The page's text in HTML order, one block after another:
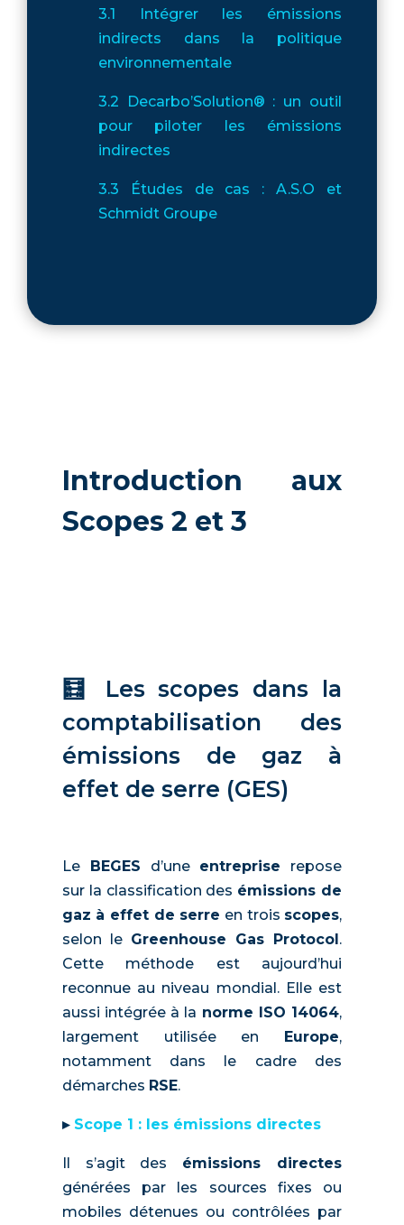
3.1 Intégrer les émissions
indirects dans la politique
environnementale
3.2 Decarbo’Solution® : un outil
pour piloter les émissions
indirectes
3.3 Études de cas : A.S.O et
Schmidt Groupe
Introduction aux
Scopes 2 et 3
🧮 Les scopes dans la
comptabilisation des
émissions de gaz à
effet de serre (GES)
Le BEGES d’une entreprise repose
sur la classification des émissions de
gaz à effet de serre en trois scopes,
selon le Greenhouse Gas Protocol.
Cette méthode est aujourd’hui
reconnue au niveau mondial. Elle est
aussi intégrée à la norme ISO 14064,
largement utilisée en Europe,
notamment dans le cadre des
démarches RSE.
▸ Scope 1 : les émissions directes
Il s’agit des émissions directes
générées par les sources fixes ou
mobiles détenues ou contrôlées par